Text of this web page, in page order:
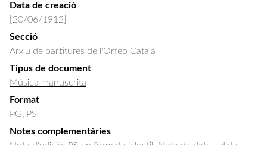
Data de creació
[20/06/1912]
Secció
Arxiu de partitures de l'Orfeó Català
Tipus de document
Música manuscrita
Format
PG, PS
Notes complementàries